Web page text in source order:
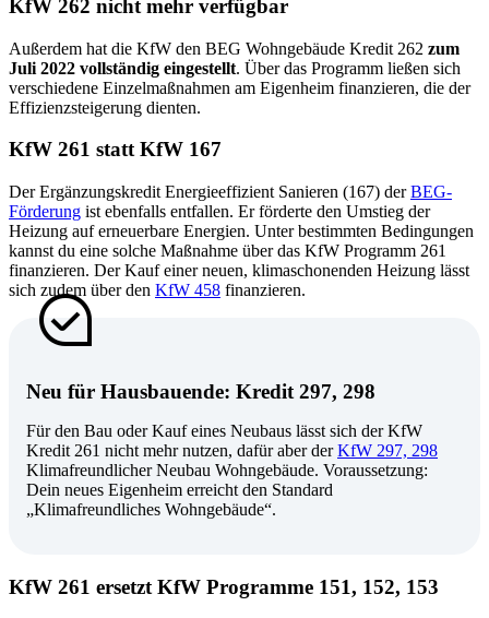
KfW 262 nicht mehr verfügbar
Außerdem hat die KfW den BEG Wohngebäude Kredit 262 zum
Juli 2022 vollständig eingestellt. Über das Programm ließen sich
verschiedene Einzelmaßnahmen am Eigenheim finanzieren, die der
Effizienzsteigerung dienten.
KfW 261 statt KfW 167
Der Ergänzungskredit Energieeffizient Sanieren (167) derBEG-
Förderung ist ebenfalls entfallen. Er förderte den Umstieg der
Heizung auf erneuerbare Energien. Unter bestimmten Bedingungen
kannst du eine solche Maßnahme über das KfW Programm 261
finanzieren. Der Kauf einer neuen, klimaschonenden Heizung lässt
sich zudem über den KfW 458 finanzieren.
Neu für Hausbauende: Kredit 297, 298
Für den Bau oder Kauf eines Neubaus lässt sich der KfW
Kredit 261 nicht mehr nutzen, dafür aber derKfW 297, 298
Klimafreundlicher Neubau Wohngebäude. Voraussetzung:
Dein neues Eigenheim erreicht den Standard
„Klimafreundliches Wohngebäude“.
KfW 261 ersetzt KfW Programme 151, 152, 153